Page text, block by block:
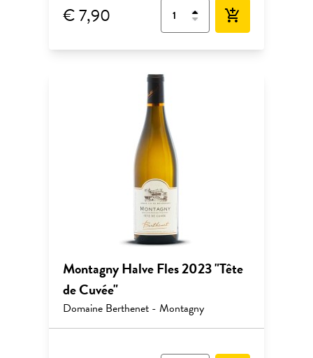
€ 7,90 add_shopping_cart
Montagny Halve Fles 2023 "Tête
de Cuvée"
Domaine Berthenet - Montagny